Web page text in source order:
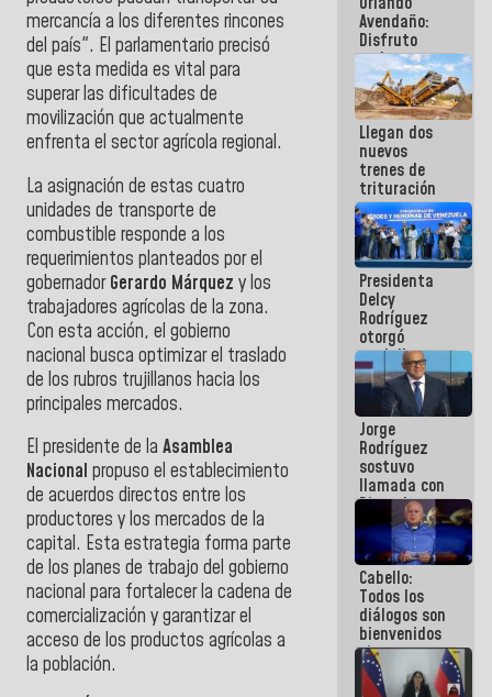
mercancía a los diferentes rincones
del país". El parlamentario precisó
que esta medida es vital para
superar las dificultades de
movilización que actualmente
enfrenta el sector agrícola regional.
La asignación de estas cuatro
unidades de transporte de
combustible responde a los
requerimientos planteados por el
gobernadorGerardo Márquez y los
trabajadores agrícolas de la zona.
Con esta acción, el gobierno
nacional busca optimizar el traslado
de los rubros trujillanos hacia los
principales mercados.
El presidente de la Asamblea
Nacional propuso el establecimiento
de acuerdos directos entre los
productores y los mercados de la
capital. Esta estrategia forma parte
de los planes de trabajo del gobierno
nacional para fortalecer la cadena de
comercialización y garantizar el
acceso de los productos agrícolas a
la población.
Avendaño:
Disfruto
cada vez
que escribes
porque lo
que haces
es
embarrarla
Llegan dos
nuevos
trenes de
trituración
para
optimizar
manejo de
escombros
en La Guaira
Presidenta
Delcy
Rodríguez
otorgó
medalla
"Héroe de
Venezuela"
a servidores
públicos
Jorge
Rodríguez
sostuvo
llamada con
Dinorah
Figuera y
acuerdan
primer
encuentro
presencial
para el
diálogo
Cabello:
Todos los
diálogos son
bienvenidos
siempre que
estén en el
marco de la